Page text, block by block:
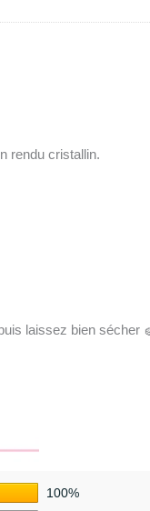
rendu cristallin.
laissez bien sécher
100%